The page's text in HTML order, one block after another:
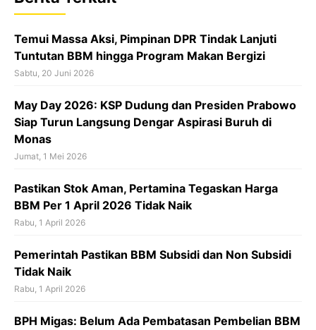
o
o
k
A
p
p
d
s
Temui Massa Aksi, Pimpinan DPR Tindak Lanjuti
Tuntutan BBM hingga Program Makan Bergizi
Sabtu, 20 Juni 2026
May Day 2026: KSP Dudung dan Presiden Prabowo
Siap Turun Langsung Dengar Aspirasi Buruh di
Monas
Jumat, 1 Mei 2026
Pastikan Stok Aman, Pertamina Tegaskan Harga
BBM Per 1 April 2026 Tidak Naik
Rabu, 1 April 2026
Pemerintah Pastikan BBM Subsidi dan Non Subsidi
Tidak Naik
Rabu, 1 April 2026
BPH Migas: Belum Ada Pembatasan Pembelian BBM